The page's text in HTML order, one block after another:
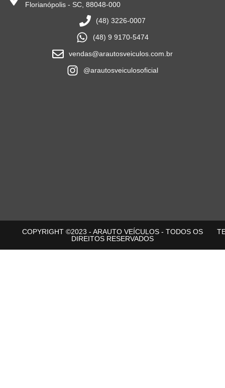
Florianópolis - SC, 88048-000
(48) 3226-0007
(48) 9 9170-5474
vendas@arautosveiculos.com.br
@arautosveiculosoficial
COPYRIGHT ©2023 - ARAUTO VEÍCULOS - TODOS OS
DIREITOS RESERVADOS